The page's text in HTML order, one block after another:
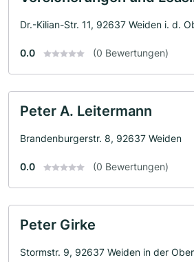
Dr.-Kilian-Str. 11, 92637 Weiden i. d.
0.0 (0 Bewertungen)
Peter A. Leitermann
Brandenburgerstr. 8, 92637 Weiden
0.0 (0 Bewertungen)
Peter Girke
Stormstr. 9, 92637 Weiden in der